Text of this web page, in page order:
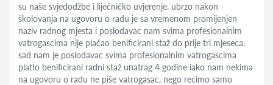
su naše svjedodžbe i liječničko uvjerenje. ubrzo nakon
školovanja na ugovoru o radu je sa vremenom promijenjen
naziv radnog mjesta i poslodavac nam svima profesionalnim
vatrogascima nije plačao benificirani staž do prije tri mjeseca.
sad nam je poslodavac svima profesionalnim vatrogascima
platio benificirani radni staž unatrag 4 godine iako nam nekima
na ugovoru o radu ne piše vatrogasac, nego recimo samo